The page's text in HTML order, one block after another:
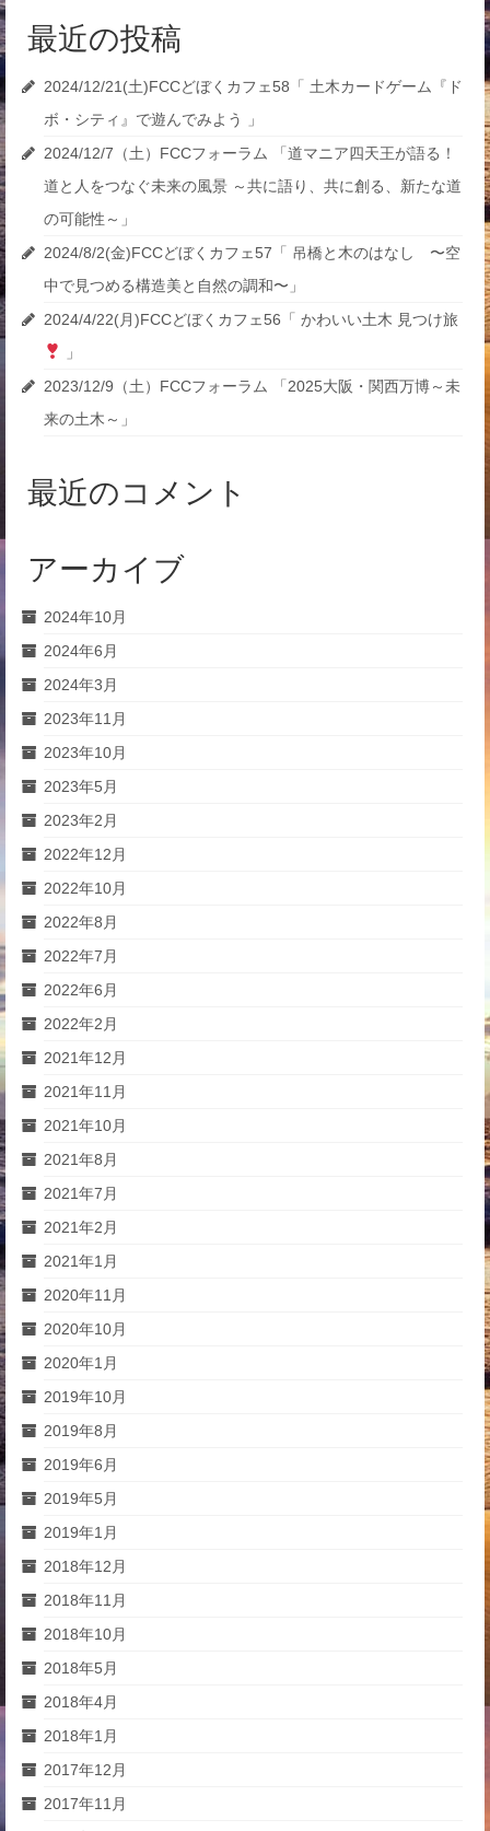
最近の投稿
2024/12/21(土)FCCどぼくカフェ58「 土木カードゲーム『ド
ボ・シティ』で遊んでみよう 」
2024/12/7（土）FCCフォーラム 「道マニア四天王が語る！
道と人をつなぐ未来の風景 ～共に語り、共に創る、新たな道
の可能性～」
2024/8/2(金)FCCどぼくカフェ57「 吊橋と木のはなし 〜空
中で見つめる構造美と自然の調和〜」
2024/4/22(月)FCCどぼくカフェ56「 かわいい土木 見つけ旅
」
2023/12/9（土）FCCフォーラム 「2025大阪・関西万博～未
来の土木～」
最近のコメント
アーカイブ
2024年10月
2024年6月
2024年3月
2023年11月
2023年10月
2023年5月
2023年2月
2022年12月
2022年10月
2022年8月
2022年7月
2022年6月
2022年2月
2021年12月
2021年11月
2021年10月
2021年8月
2021年7月
2021年2月
2021年1月
2020年11月
2020年10月
2020年1月
2019年10月
2019年8月
2019年6月
2019年5月
2019年1月
2018年12月
2018年11月
2018年10月
2018年5月
2018年4月
2018年1月
2017年12月
2017年11月